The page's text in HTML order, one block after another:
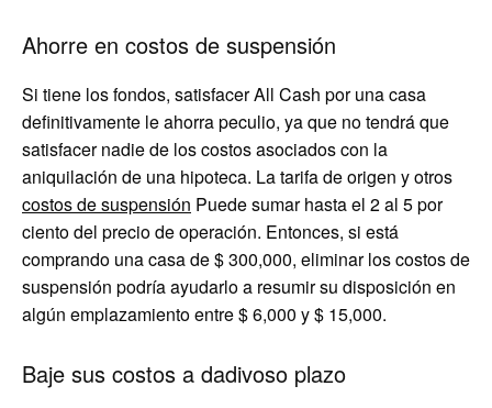
Ahorre en costos de suspensión
Si tiene los fondos, satisfacer All Cash por una casa
definitivamente le ahorra peculio, ya que no tendrá que
satisfacer nadie de los costos asociados con la
aniquilación de una hipoteca. La tarifa de origen y otros
costos de suspensión Puede sumar hasta el 2 al 5 por
ciento del precio de operación. Entonces, si está
comprando una casa de $ 300,000, eliminar los costos de
suspensión podría ayudarlo a resumir su disposición en
algún emplazamiento entre $ 6,000 y $ 15,000.
Baje sus costos a dadivoso plazo